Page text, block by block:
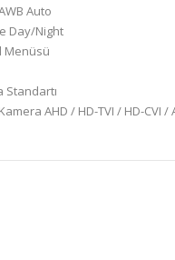
Auto
Day/Night
Menüsü
Standartı
AHD / HD-TVI / HD-CVI /